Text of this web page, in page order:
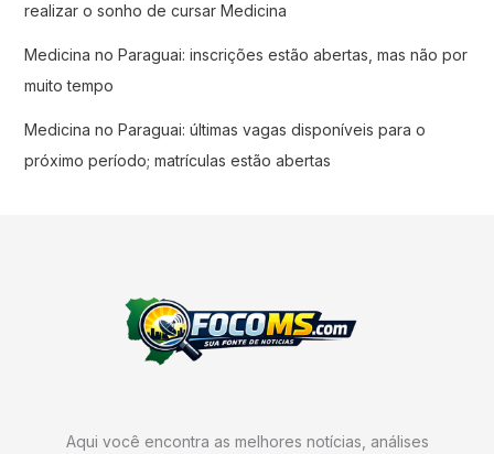
realizar o sonho de cursar Medicina
Medicina no Paraguai: inscrições estão abertas, mas não por
muito tempo
Medicina no Paraguai: últimas vagas disponíveis para o
próximo período; matrículas estão abertas
Aqui você encontra as melhores notícias, análises